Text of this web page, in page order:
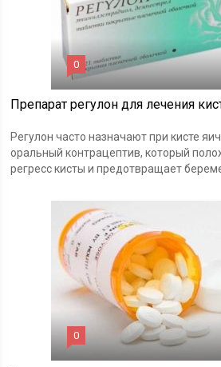
0
Препарат регулон для лечения
Регулон часто назначают при кисте
оральный контрацептив, который
регресс кисты и предотвращает
0